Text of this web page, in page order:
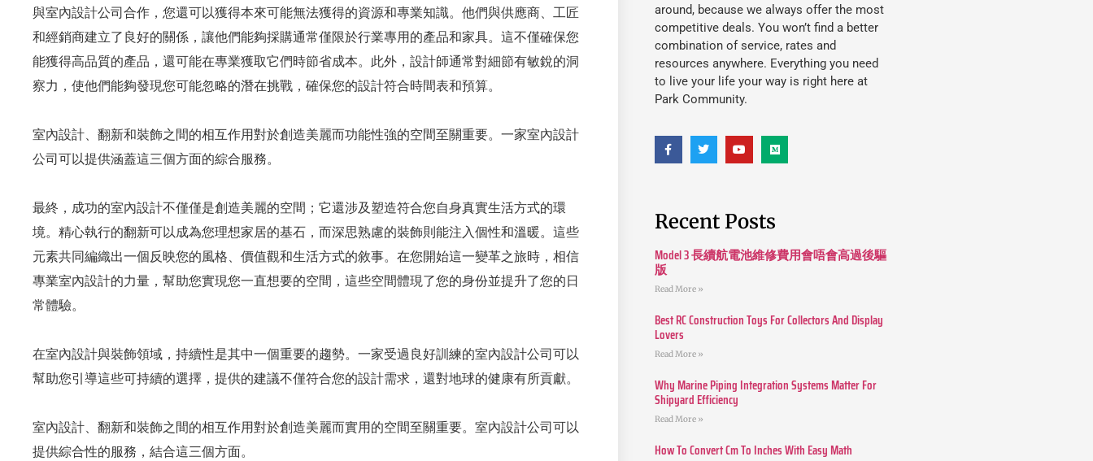
與室內設計公司合作，您還可以獲得本來可能無法獲得的資源和專業知識。他們與供應商、工匠
和經銷商建立了良好的關係，讓他們能夠採購通常僅限於行業專用的產品和家具。這不僅確保您
能獲得高品質的產品，還可能在專業獲取它們時節省成本。此外，設計師通常對細節有敏銳的洞
察力，使他們能夠發現您可能忽略的潛在挑戰，確保您的設計符合時間表和預算。
室內設計、翻新和裝飾之間的相互作用對於創造美麗而功能性強的空間至關重要。一家室內設計
公司可以提供涵蓋這三個方面的綜合服務。
最終，成功的室內設計不僅僅是創造美麗的空間；它還涉及塑造符合您自身真實生活方式的環
境。精心執行的翻新可以成為您理想家居的基石，而深思熟慮的裝飾則能注入個性和溫暖。這些
元素共同編織出一個反映您的風格、價值觀和生活方式的敘事。在您開始這一變革之旅時，相信
專業室內設計的力量，幫助您實現您一直想要的空間，這些空間體現了您的身份並提升了您的日
常體驗。
在室內設計與裝飾領域，持續性是其中一個重要的趨勢。一家受過良好訓練的室內設計公司可以
幫助您引導這些可持續的選擇，提供的建議不僅符合您的設計需求，還對地球的健康有所貢獻。
室內設計、翻新和裝飾之間的相互作用對於創造美麗而實用的空間至關重要。室內設計公司可以
提供綜合性的服務，結合這三個方面。
around, because we always offer the most
competitive deals. You won’t find a better
combination of service, rates and
resources anywhere. Everything you need
to live your life your way is right here at
Park Community.
Recent Posts
Model 3 長續航電池維修費用會唔會高過後驅
版
Read More »
Best RC Construction Toys For Collectors And Display
Lovers
Read More »
Why Marine Piping Integration Systems Matter For
Shipyard Efficiency
Read More »
How To Convert Cm To Inches With Easy Math